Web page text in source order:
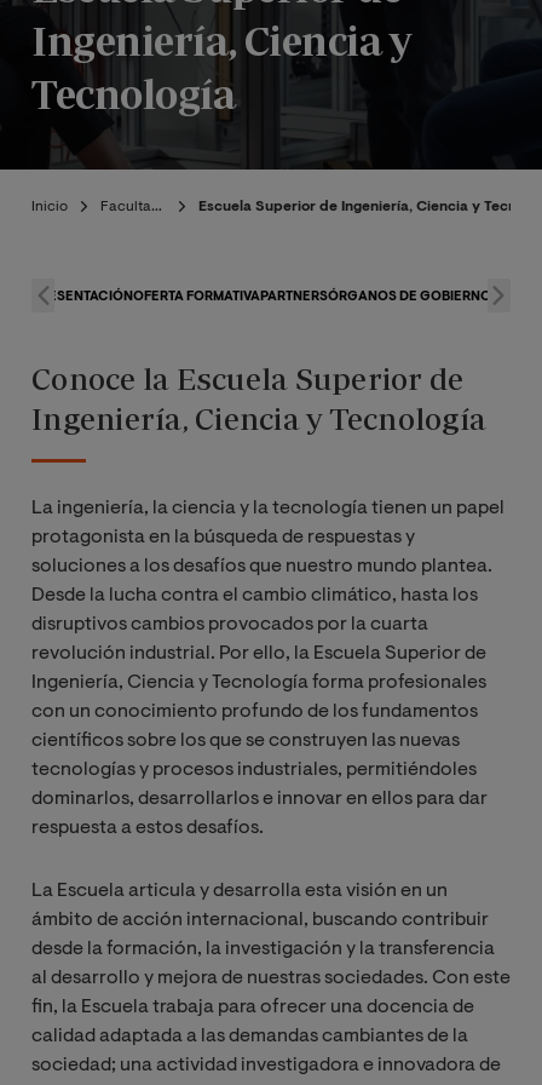
Ingeniería, Ciencia y
Tecnología
Inicio Facultades Escuela Superior de Ingeniería, Ciencia y
PRESENTACIÓNOFERTA FORMATIVAPARTNERSÓRGANOS DE GOBIERNO
Conoce la Escuela Superior de
Ingeniería, Ciencia y Tecnología
La ingeniería, la ciencia y la tecnología tienen un papel
protagonista en la búsqueda de respuestas y
soluciones a los desafíos que nuestro mundo plantea.
Desde la lucha contra el cambio climático, hasta los
disruptivos cambios provocados por la cuarta
revolución industrial. Por ello, la Escuela Superior de
Ingeniería, Ciencia y Tecnología forma profesionales
con un conocimiento profundo de los fundamentos
científicos sobre los que se construyen las nuevas
tecnologías y procesos industriales, permitiéndoles
dominarlos, desarrollarlos e innovar en ellos para dar
respuesta a estos desafíos.
La Escuela articula y desarrolla esta visión en un
ámbito de acción internacional, buscando contribuir
desde la formación, la investigación y la transferencia
al desarrollo y mejora de nuestras sociedades. Con este
fin, la Escuela trabaja para ofrecer una docencia de
calidad adaptada a las demandas cambiantes de la
sociedad; una actividad investigadora e innovadora de